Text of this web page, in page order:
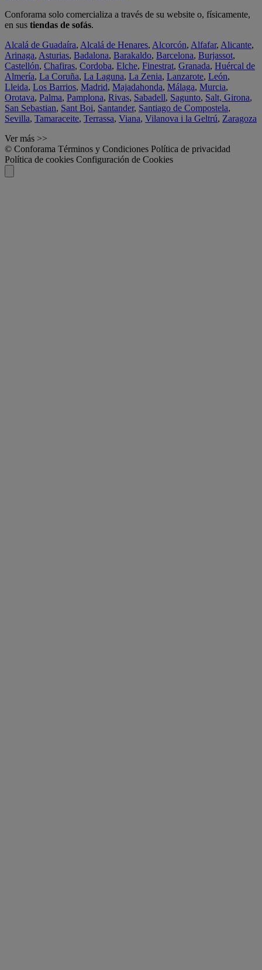
Conforama solo comercializa a través de su website o, físicamente,
en sus tiendas de sofás.
Alcalá de Guadaíra, Alcalá de Henares, Alcorcón, Alfafar, Alicante,
Arinaga, Asturias, Badalona, Barakaldo, Barcelona, Burjassot,
Castellón, Chafiras, Cordoba, Elche, Finestrat, Granada, Huércal de
Almería, La Coruña, La Laguna, La Zenia, Lanzarote, León,
Lleida, Los Barrios, Madrid, Majadahonda, Málaga, Murcia,
Orotava, Palma, Pamplona, Rivas, Sabadell, Sagunto, Salt, Girona,
San Sebastian, Sant Boi, Santander, Santiago de Compostela,
Sevilla, Tamaraceite, Terrassa, Viana, Vilanova i la Geltrú, Zaragoza
Ver más >>
© Conforama Términos y Condiciones Política de privacidad
Política de cookies Configuración de Cookies